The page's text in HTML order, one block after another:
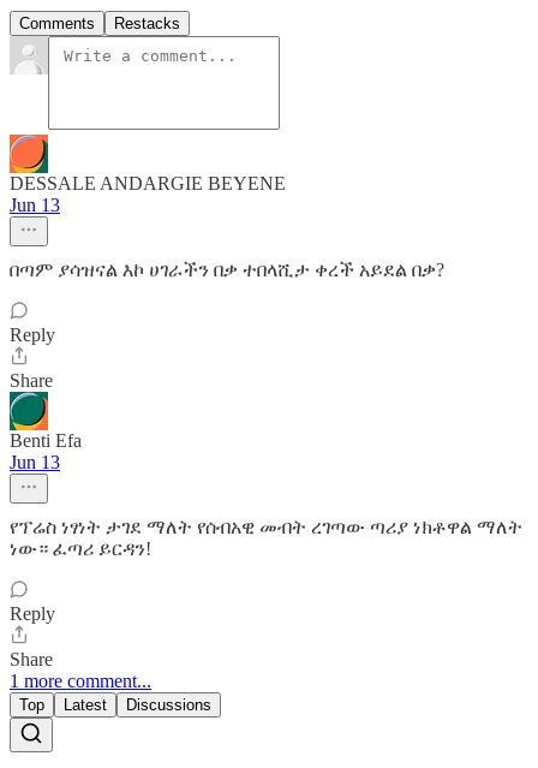
Comments Restacks
DESSALE ANDARGIE BEYENE
Jun 13
በጣም ያሳዝናል እኮ ሀገራችን በቃ ተበላሺታ ቀረች አይደል በቃ?
Reply
Share
Benti Efa
Jun 13
የፕሬስ ነፃነት ታገደ ማለት የሰብአዊ መብት ረገጣው ጣሪያ ነክቶዋል ማለት
ነው። ፈጣሪ ይርዳን!
Reply
Share
1 more comment...
Top Latest Discussions